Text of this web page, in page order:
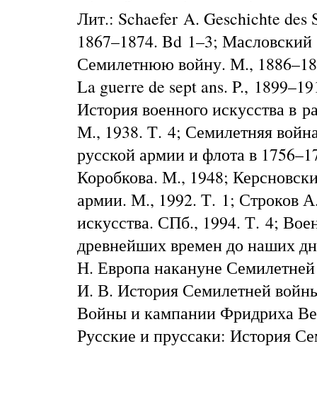
Лит.: Schaefer A. Geschichte des
1867–1874. Bd 1–3;
Семилетнюю войну. М.,
La guerre de sept ans. P.,
История военного искусства в
М., 1938. Т. 4; Семилетняя
русской армии и флота в
Коробкова. М., 1948;
армии. М., 1992. Т. 1; Строков
искусства. СПб., 1994. Т. 4;
древнейших времен до наших
Н. Европа накануне
И. В. История Семилетней
Войны и кампании Фридриха
Русские и пруссаки: История